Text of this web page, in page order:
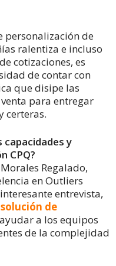
personalización de
ralentiza e incluso
cotizaciones, es
de contar con
que disipe las
para entregar
certeras.
capacidades y
CPQ?
Regalado,
en Outliers
entrevista,
solución de
a los equipos
de la complejidad